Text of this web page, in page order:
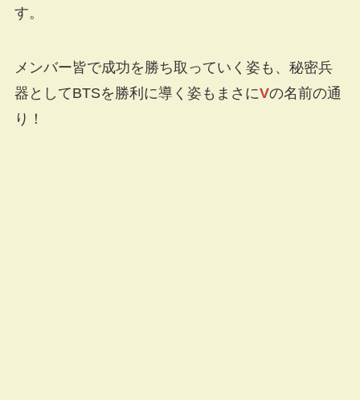
す。
メンバー皆で成功を勝ち取っていく姿も、秘密兵
器としてBTSを勝利に導く姿もまさにVの名前の通
り！